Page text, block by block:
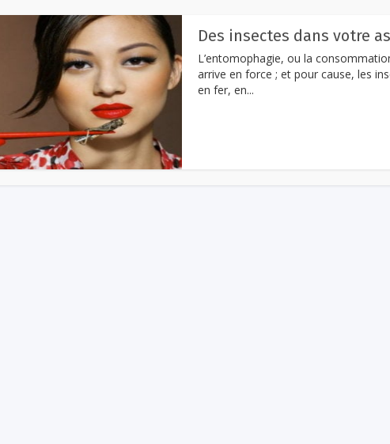
Des insectes dans votre
L’entomophagie, ou la
arrive en force ; et pour cause, les
en fer, en...